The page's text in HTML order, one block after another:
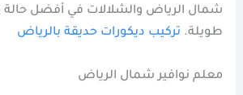
شمال الرياض والشلالات في أفضل حالة
طويلة. تركيب ديكورات حديقة بالرياض
معلم نوافير شمال الرياض